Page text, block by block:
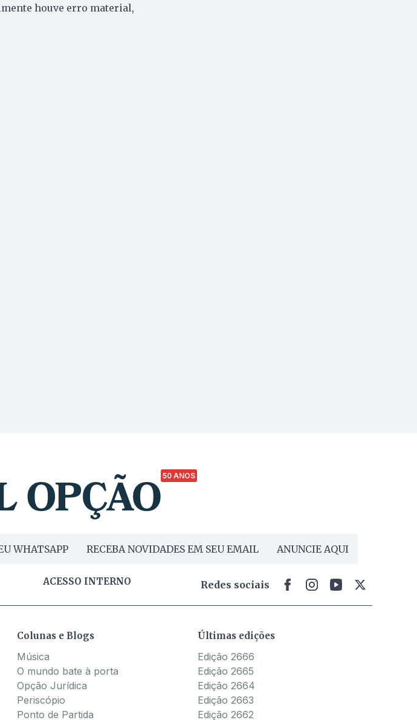
houve erro material,
50 ANOS
WHATSAPP RECEBA NOVIDADES EM SEU EMAIL ANUNCIE AQUI
ACESSO INTERNO Redes sociais
Colunas e Blogs
Música
O mundo bate à porta
Opção Jurídica
Periscópio
Ponto de Partida
Últimas edições
Edição 2666
Edição 2665
Edição 2664
Edição 2663
Edição 2662